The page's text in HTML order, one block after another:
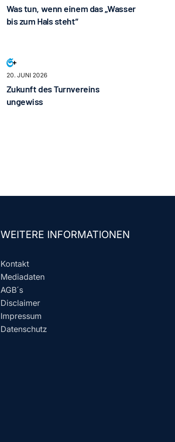
Was tun, wenn einem das „Wasser
bis zum Hals steht“
20. JUNI 2026
Zukunft des Turnvereins
ungewiss
WEITERE INFORMATIONEN
Kontakt
Mediadaten
AGB´s
Disclaimer
Impressum
Datenschutz